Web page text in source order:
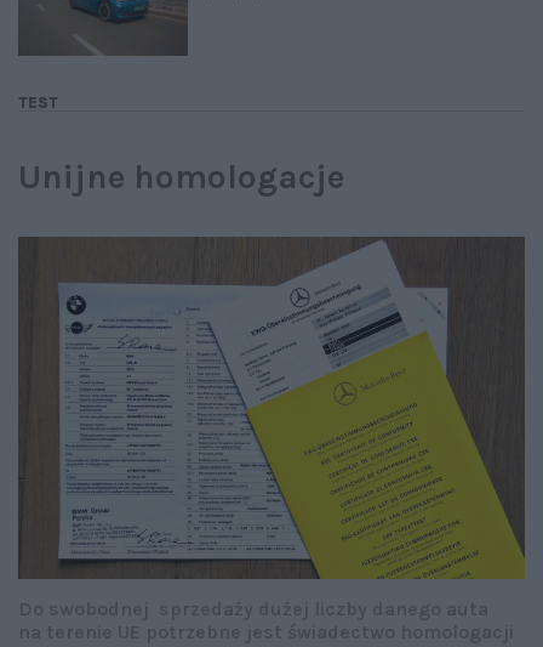
TEST
Unijne homologacje